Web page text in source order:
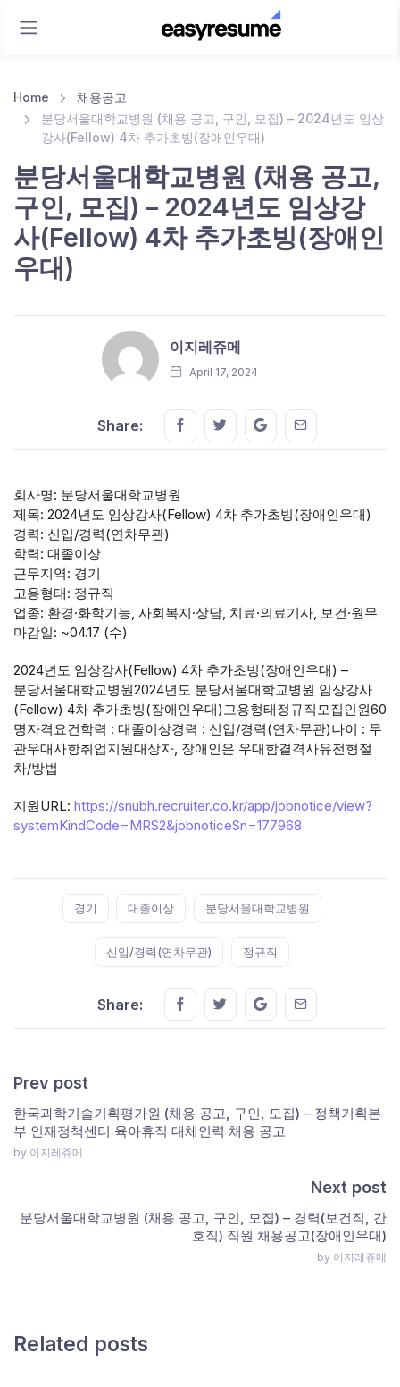
Home
채용공고
분당서울대학교병원 (채용 공고, 구인, 모집) – 2024년도 임상
강사(Fellow) 4차 추가초빙(장애인우대)
분당서울대학교병원 (채용 공고,
구인, 모집) – 2024년도 임상강
사(Fellow) 4차 추가초빙(장애인
우대)
이지레쥬메
April 17, 2024
Share: Share this on FaceBook
Share this on Twitter
Share this on GMail
Share this on
회사명: 분당서울대학교병원
제목: 2024년도 임상강사(Fellow) 4차 추가초빙(장애인우대)
경력: 신입/경력(연차무관)
학력: 대졸이상
근무지역: 경기
고용형태: 정규직
업종: 환경·화학기능, 사회복지·상담, 치료·의료기사, 보건·원무
마감일: ~04.17 (수)
2024년도 임상강사(Fellow) 4차 추가초빙(장애인우대) –
분당서울대학교병원2024년도 분당서울대학교병원 임상강사
(Fellow) 4차 추가초빙(장애인우대)고용형태정규직모집인원60
명자격요건학력 : 대졸이상경력 : 신입/경력(연차무관)나이 : 무
관우대사항취업지원대상자, 장애인은 우대함결격사유전형절
차/방법
지원URL: https://snubh.recruiter.co.kr/app/jobnotice/view?
systemKindCode=MRS2&jobnoticeSn=177968
경기 대졸이상 분당서울대학교병원
신입/경력(연차무관) 정규직
Share: Share this on FaceBook
Share this on Twitter
Share this on GMail
Share this on
Prev post
한국과학기술기획평가원 (채용 공고, 구인, 모집) – 정책기획본
부 인재정책센터 육아휴직 대체인력 채용 공고
by 이지레쥬메
Next post
분당서울대학교병원 (채용 공고, 구인, 모집) – 경력(보건직, 간
호직) 직원 채용공고(장애인우대)
by 이지레쥬메
Related posts